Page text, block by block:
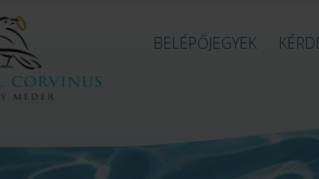
BELÉPŐJEGYEK